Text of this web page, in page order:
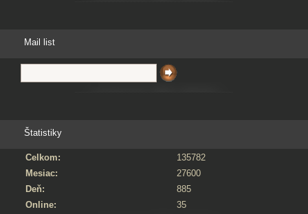
Mail list
Štatistiky
Online: 35
Celkom:
135782
Mesiac:
27600
Deň:
885